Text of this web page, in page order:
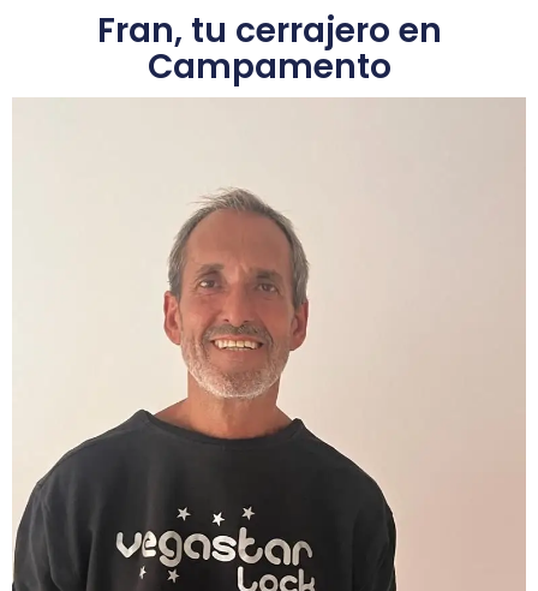
Fran, tu cerrajero en
Campamento